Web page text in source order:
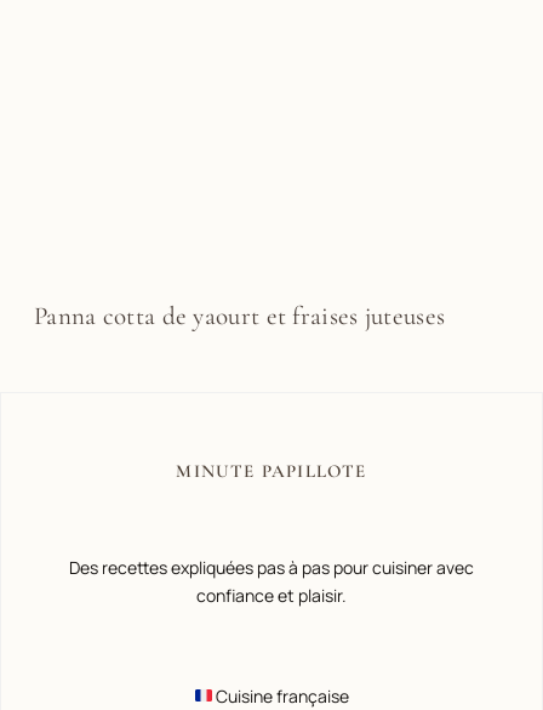
Panna cotta de yaourt et fraises juteuses
MINUTE PAPILLOTE
Des recettes expliquées pas à pas pour cuisiner avec
confiance et plaisir.
Cuisine française